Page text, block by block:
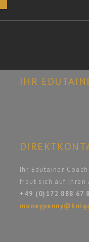
IHR
Ihr Edutainer
freut sich auf Ihren
+49 (0)172 888 67